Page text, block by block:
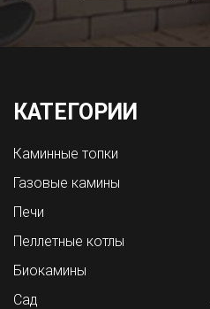
КАТЕГОРИИ
Каминные топки
Газовые камины
Печи
Пеллетные котлы
Биокамины
Сад